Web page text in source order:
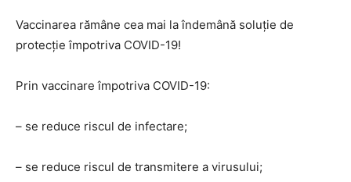
Vaccinarea rămâne cea mai la îndemână soluție de
protecție împotriva COVID-19!
Prin vaccinare împotriva COVID-19:
– se reduce riscul de infectare;
– se reduce riscul de transmitere a virusului;